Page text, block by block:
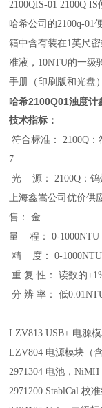
2100QIS-01 2100Q
哈希公司的2100q-01
箱中含有装在1英尺
准液，10NTU的一级
手册（印刷版和光盘
哈希2100Q01浊度计
技术指标：
符合标准： 2100Q：
7
光 源： 2100Q：钨
上海鑫嵩公司优价供
售 ： 金
量 程： 0-1000NTU
精 度： 0-1000NTU
重 复 性： 读数的
分 辨 率： 低
LZV813 USB+ 电源
LZV804 电源模块（
2971304 电池，
2971200 StablCal 校